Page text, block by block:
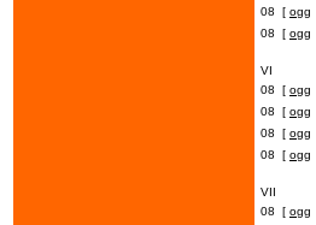
08 [ ogg
08 [ ogg
VI
08 [ ogg
08 [ ogg
08 [ ogg
08 [ ogg
VII
08 [ ogg